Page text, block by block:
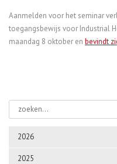
2026
2025
Aanmelden voor het seminar
toegangsbewijs voor Industrial
maandag 8 oktober en bevindt